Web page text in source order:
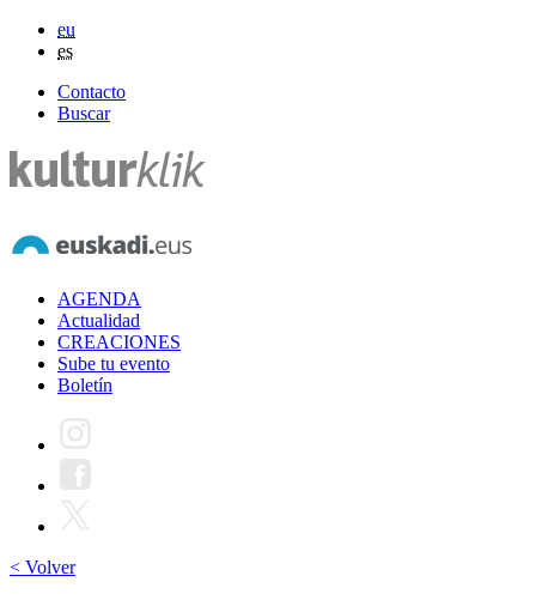
eu
es
Contacto
Buscar
AGENDA
Actualidad
CREACIONES
Sube tu evento
Boletín
< Volver